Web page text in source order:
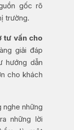
gốc rõ
trường.
tư vấn cho
giải đáp
hướng dẫn
cho khách
nghe những
những lời